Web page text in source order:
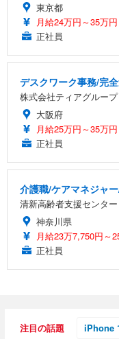
東京都
月給24万円～35万円
正社員
デスクワーク事務/完
株式会社ティアグループ
大阪府
月給25万円～35万円
正社員
介護職/ケアマネジャ
清新高齢者支援センター
神奈川県
月給23万7,750円～
正社員
注目の話題 iPhone